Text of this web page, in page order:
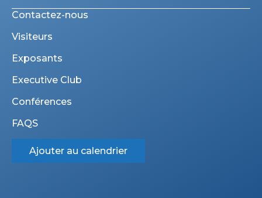
Contactez-nous
Visiteurs
Exposants
Executive Club
Conférences
FAQS
Ajouter au calendrier